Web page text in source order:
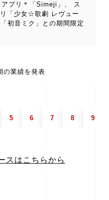
プリ＊「Simeji」、 ス
「少女☆歌劇 レヴュー
初音ミク」との期間限定
業績を発表
5 6 7 8 9
スはこちらから